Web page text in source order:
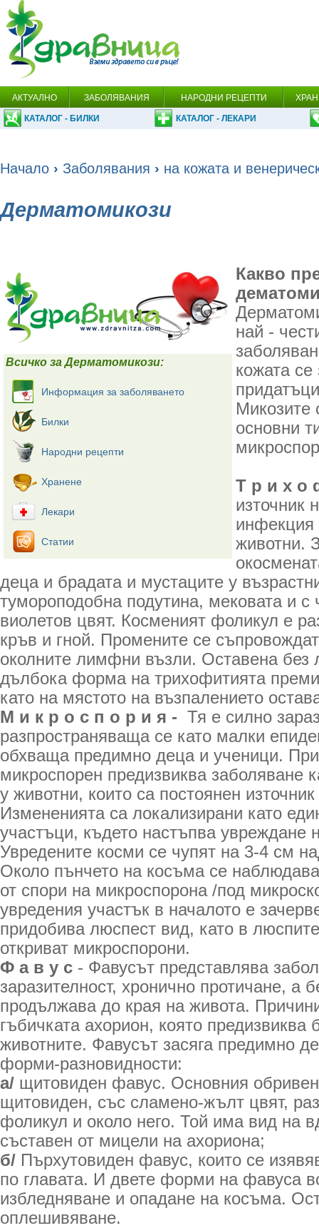
АКТУАЛНО ЗАБОЛЯВАНИЯ НАРОДНИ РЕЦЕПТИ
КАТАЛОГ - БИЛКИ КАТАЛОГ - ЛЕКАРИ
Начало › Заболявания › на кожата и
Дерматомикози
Всичко за Дерматомикози:
Информация за заболяването
Билки
Народни рецепти
Хранене
Лекари
Статии
Какво
най -
кожата се
Микозите
основни
Т р и х о
източник
инфекция
животни.
деца и брадата и мустаците у
тумороподобна подутина, мековата и с
виолетов цвят. Косменият фоликул е
кръв и гной. Промените се
околните лимфни възли. Оставена без
дълбока форма на трихофитията
като на мястото на възпалението
М и к р о с п о р и я - Тя е силно
разпространяваща се като малки
обхваща предимно деца и ученици.
микроспорен предизвиква заболяване
у животни, които са постоянен
Измененията са локализирани като
участъци, където настъпва увреждане
Увредените косми се чупят на 3-4 см
Около пънчето на косъма се
от спори на микроспорона /под
увредения участък в началото е
придобива люспест вид, като в
откриват микроспорони.
Ф а в у с - Фавусът представлява
заразителност, хронично протичане, а
продължава до края на живота.
гъбичката ахорион, която предизвиква
животните. Фавусът засяга предимно
форми-разновидности:
а/ щитовиден фавус. Основния
щитовиден, със сламено-жълт цвят,
фоликул и около него. Той има вид на
съставен от мицели на ахориона;
б/ Пърхутовиден фавус, които се
по главата. И двете форми на фавуса
избледняване и опадане на косъма.
оплешивяване.